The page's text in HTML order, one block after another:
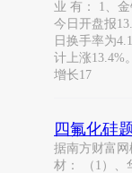
业 有： 1、
今日开盘报
日换手率为
计上涨13.4%
增长17
四氟化硅
据南方财富
材： （1）、